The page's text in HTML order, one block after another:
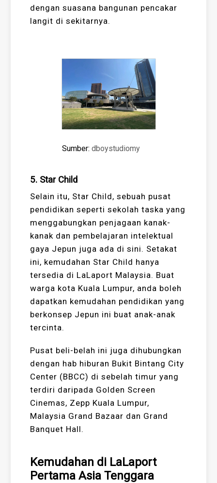
dengan suasana bangunan pencakar
langit di sekitarnya.
Sumber: dboystudiomy
5. Star Child
Selain itu, Star Child, sebuah pusat
pendidikan seperti sekolah taska yang
menggabungkan penjagaan kanak-
kanak dan pembelajaran intelektual
gaya Jepun juga ada di sini. Setakat
ini, kemudahan Star Child hanya
tersedia di LaLaport Malaysia. Buat
warga kota Kuala Lumpur, anda boleh
dapatkan kemudahan pendidikan yang
berkonsep Jepun ini buat anak-anak
tercinta.
Pusat beli-belah ini juga dihubungkan
dengan hab hiburan Bukit Bintang City
Center (BBCC) di sebelah timur yang
terdiri daripada Golden Screen
Cinemas, Zepp Kuala Lumpur,
Malaysia Grand Bazaar dan Grand
Banquet Hall.
Kemudahan di LaLaport
Pertama Asia Tenggara